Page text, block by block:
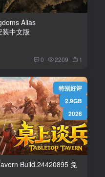
Alias
免安装中文版
0 2209 1
特别好评
2.9GB
2026
免